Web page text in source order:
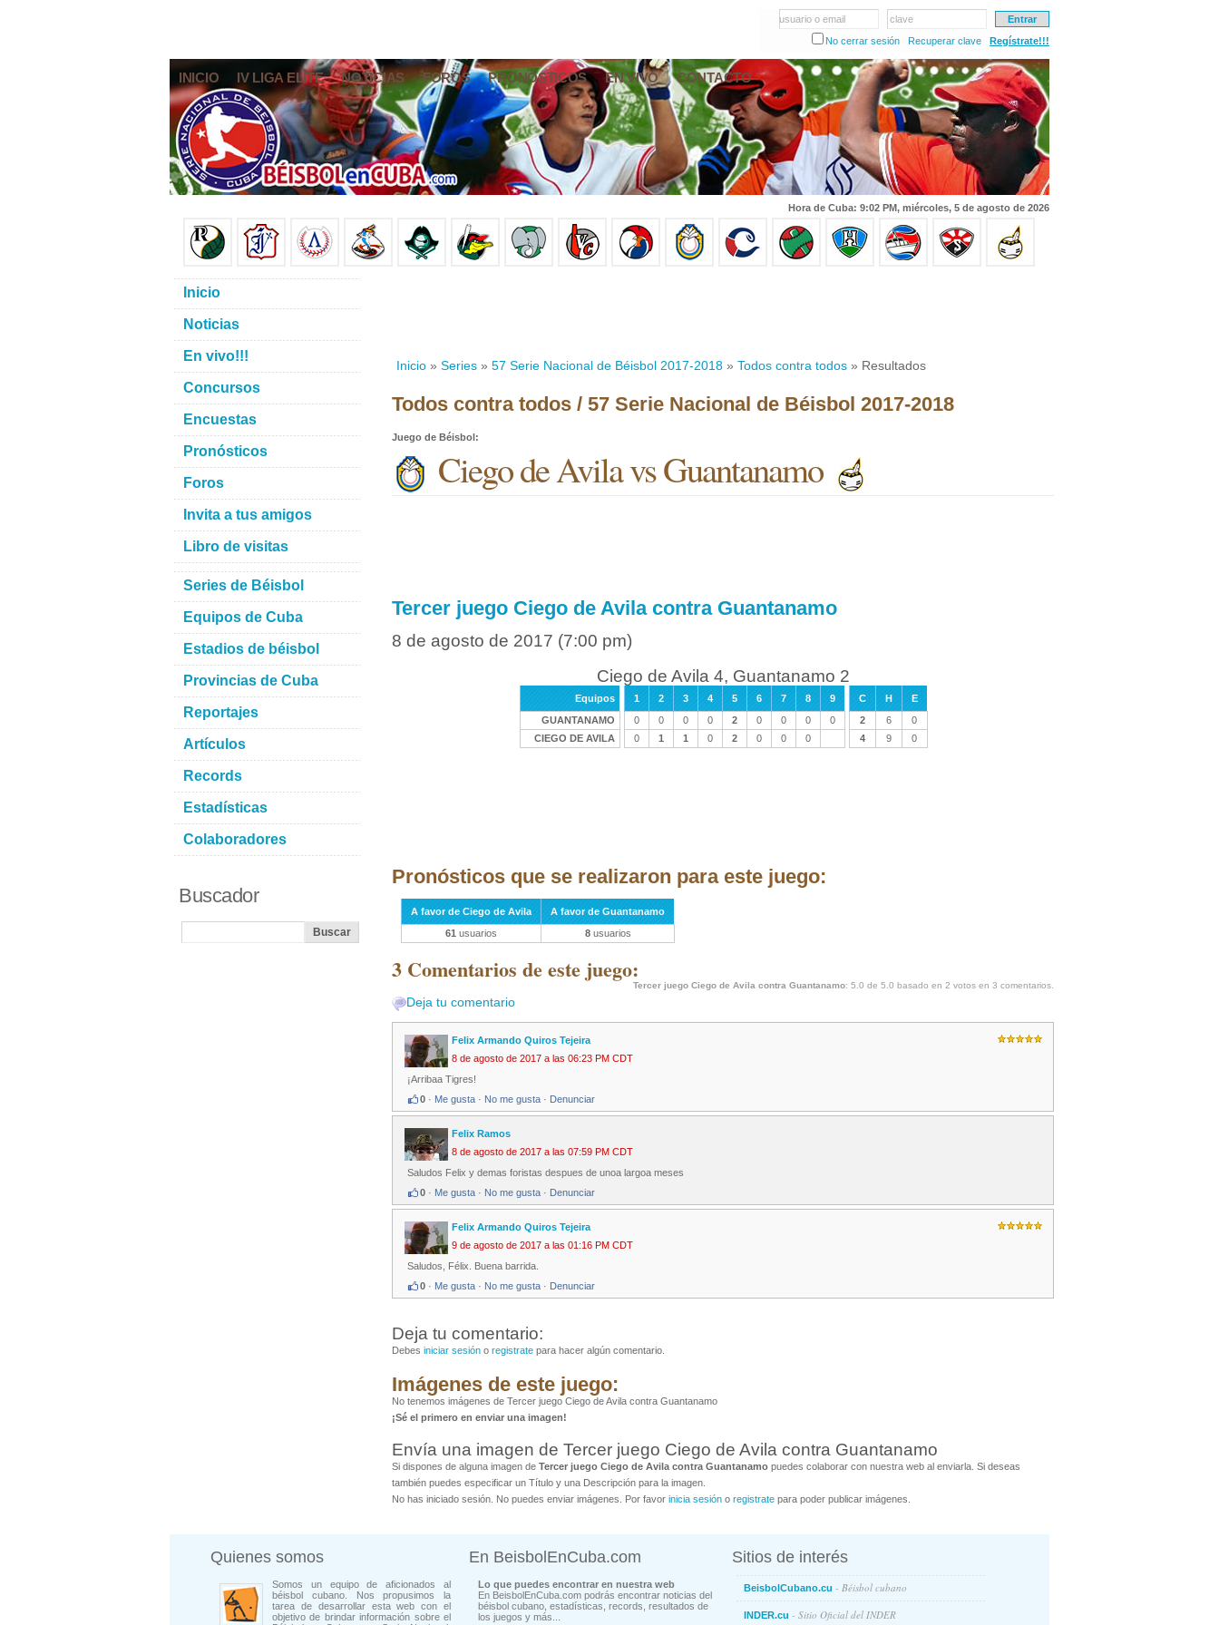
usuario o email
clave
No cerrar sesión
Recuperar clave Regístrate!!!
INICIO IV LIGA ELITE NOTICIAS FOROS PRONÓSTICOS EN VIVO CONTACTO
Hora de Cuba: 9:02 PM, miércoles, 5 de agosto de 2026
Inicio » Series » 57 Serie Nacional de Béisbol 2017-2018 » Todos contra todos » Resultados
Todos contra todos / 57 Serie Nacional de Béisbol 2017-2018
Juego de Béisbol:
Ciego de Avila vs Guantanamo
Tercer juego Ciego de Avila contra Guantanamo
8 de agosto de 2017 (7:00 pm)
Ciego de Avila 4, Guantanamo 2
Equipos 1 2 3 4 5 6 7 8 9 C H
E
GUANTANAMO
0 0 0 0 2 0 0 0 0 2 6
0
CIEGO DE AVILA
0 1 1 0 2 0 0 0 4 9 0
Pronósticos que se realizaron para este juego:
A favor de Ciego de Avila
A favor de Guantanamo
61 usuarios 8usuarios
3 Comentarios de este juego:
Tercer juego Ciego de Avila contra Guantanamo: 5.0 de 5.0 basado en 2 votos en 3 comentarios.
Deja tu comentario
Felix Armando Quiros Tejeira
8 de agosto de 2017 a las 06:23 PM CDT
¡Arribaa Tigres!
0 · Me gusta · No me gusta · Denunciar
Felix Ramos
8 de agosto de 2017 a las 07:59 PM CDT
Saludos Felix y demas foristas despues de unoa largoa meses
0 · Me gusta · No me gusta · Denunciar
Felix Armando Quiros Tejeira
9 de agosto de 2017 a las 01:16 PM CDT
Saludos, Félix. Buena barrida.
0 · Me gusta · No me gusta · Denunciar
Deja tu comentario:
Debes iniciar sesión o registrate para hacer algún comentario.
Imágenes de este juego:
No tenemos imágenes de Tercer juego Ciego de Avila contra Guantanamo
¡Sé el primero en enviar una imagen!
Envía una imagen de Tercer juego Ciego de Avila contra Guantanamo
Si dispones de alguna imagen de Tercer juego Ciego de Avila contra Guantanamo puedes colaborar con nuestra web al enviarla. Si deseas
también puedes especificar un Título y una Descripción para la imagen.
No has iniciado sesión. No puedes enviar imágenes. Por favor inicia sesión o registrate para poder publicar imágenes.
Inicio
Noticias
En vivo!!!
Concursos
Encuestas
Pronósticos
Foros
Invita a tus amigos
Libro de visitas
Series de Béisbol
Equipos de Cuba
Estadios de béisbol
Provincias de Cuba
Reportajes
Artículos
Records
Estadísticas
Colaboradores
Buscador
Quienes somos
Somos un equipo de aficionados al
béisbol cubano. Nos propusimos la
tarea de desarrollar esta web con el
objetivo de brindar información sobre el
En BeisbolEnCuba.com
Lo que puedes encontrar en nuestra web
En BeisbolEnCuba.com podrás encontrar noticias del
béisbol cubano, estadísticas, records, resultados de
los juegos y más...
Sitios de interés
BeisbolCubano.cu - Béisbol cubano
INDER.cu - Sitio Oficial del INDER